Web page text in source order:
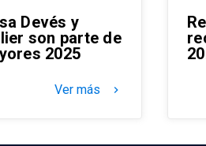
Devés y
son parte de
2025
Ver más keyboard_arrow_right